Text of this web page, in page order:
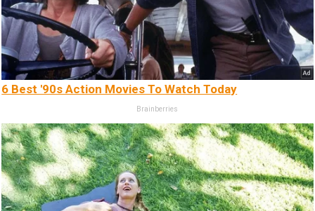
6 Best '90s Action Movies To Watch Today
Brainberries